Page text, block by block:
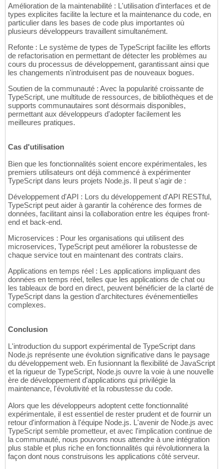
Amélioration de la maintenabilité : L'utilisation d'interfaces et de
types explicites facilite la lecture et la maintenance du code, en
particulier dans les bases de code plus importantes où
plusieurs développeurs travaillent simultanément.
Refonte : Le système de types de TypeScript facilite les efforts
de refactorisation en permettant de détecter les problèmes au
cours du processus de développement, garantissant ainsi que
les changements n'introduisent pas de nouveaux bogues.
Soutien de la communauté : Avec la popularité croissante de
TypeScript, une multitude de ressources, de bibliothèques et de
supports communautaires sont désormais disponibles,
permettant aux développeurs d'adopter facilement les
meilleures pratiques.
Cas d'utilisation
Bien que les fonctionnalités soient encore expérimentales, les
premiers utilisateurs ont déjà commencé à expérimenter
TypeScript dans leurs projets Node.js. Il peut s'agir de :
Développement d'API : Lors du développement d'API RESTful,
TypeScript peut aider à garantir la cohérence des formes de
données, facilitant ainsi la collaboration entre les équipes front-
end et back-end.
Microservices : Pour les organisations qui utilisent des
microservices, TypeScript peut améliorer la robustesse de
chaque service tout en maintenant des contrats clairs.
Applications en temps réel : Les applications impliquant des
données en temps réel, telles que les applications de chat ou
les tableaux de bord en direct, peuvent bénéficier de la clarté de
TypeScript dans la gestion d'architectures événementielles
complexes.
Conclusion
L'introduction du support expérimental de TypeScript dans
Node.js représente une évolution significative dans le paysage
du développement web. En fusionnant la flexibilité de JavaScript
et la rigueur de TypeScript, Node.js ouvre la voie à une nouvelle
ère de développement d'applications qui privilégie la
maintenance, l'évolutivité et la robustesse du code.
Alors que les développeurs adoptent cette fonctionnalité
expérimentale, il est essentiel de rester prudent et de fournir un
retour d'information à l'équipe Node.js. L'avenir de Node.js avec
TypeScript semble prometteur, et avec l'implication continue de
la communauté, nous pouvons nous attendre à une intégration
plus stable et plus riche en fonctionnalités qui révolutionnera la
façon dont nous construisons les applications côté serveur.